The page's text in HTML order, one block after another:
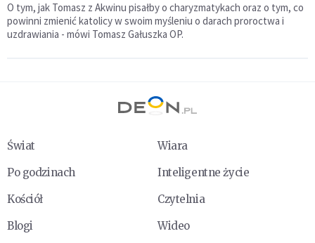
O tym, jak Tomasz z Akwinu pisałby o charyzmatykach oraz o tym, co
powinni zmienić katolicy w swoim myśleniu o darach proroctwa i
uzdrawiania - mówi Tomasz Gałuszka OP.
Świat
Wiara
Po godzinach
Inteligentne życie
Kościół
Czytelnia
Blogi
Wideo